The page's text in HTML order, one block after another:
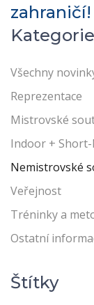
zahraničí!
Všechny
Reprezentace
Mistrovské
Indoor +
Nemistrovské
Veřejnost
Tréninky a
Ostatní
Štítky